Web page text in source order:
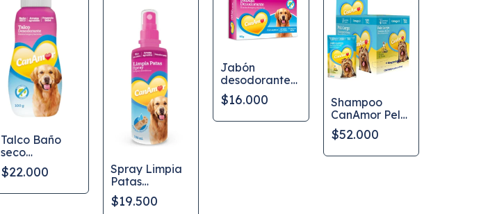
Talco Baño
seco
desodorante
CanAmor 100
$22.000
Spray Limpia
Patas
CanAmor de
150 ml
$19.500
Jabón
desodorante
CanAmor para
perros 90 g
$16.000
Shampoo
CanAmor Pelo
largo Sachet x
12 Und
$52.000